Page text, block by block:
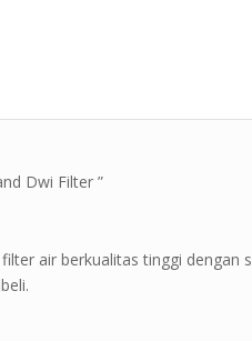
Dwi Filter ”
air berkualitas tinggi dengan